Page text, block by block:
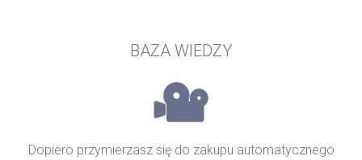
BAZA WIEDZY
Dopiero przymierzasz się do zakupu automatycznego